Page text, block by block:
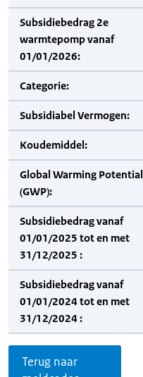
Subsidiebedrag 2e
warmtepomp vanaf
01/01/2026:
Categorie:
Subsidiabel Vermogen:
Koudemiddel:
Global Warming Potential
(GWP):
Subsidiebedrag vanaf
01/01/2025 tot en met
31/12/2025 :
Subsidiebedrag vanaf
01/01/2024 tot en met
31/12/2024 :
Terug naar